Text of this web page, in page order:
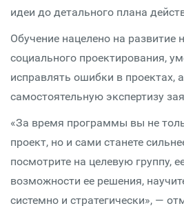
идеи до детального плана
Обучение нацелено на развитие
социального проектирования,
исправлять ошибки в проектах,
самостоятельную экспертизу
«За время программы вы не
проект, но и сами станете
посмотрите на целевую группу,
возможности ее решения,
системно и стратегически», —